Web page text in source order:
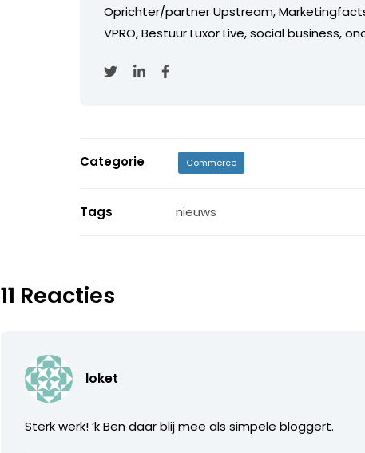
Oprichter/partner Upstream,
VPRO, Bestuur Luxor Live, social business,
Categorie Commerce
Tags nieuws
11 Reacties
loket
Sterk werk! ‘k Ben daar blij mee als simpele bloggert.